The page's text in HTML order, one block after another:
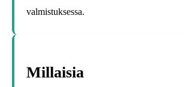
valmistuksessa.
Millaisia